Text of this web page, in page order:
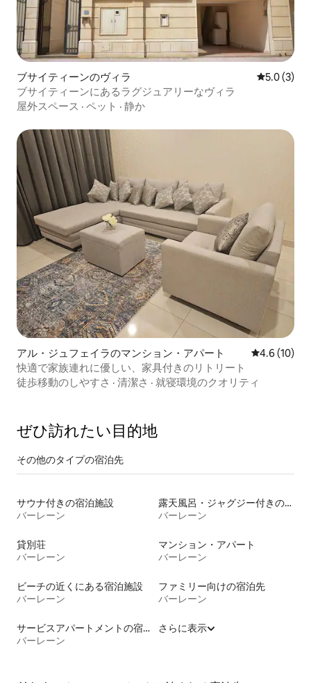
ブサイティーンのヴィラ レビュー3
5.0 (3)
ブサイティーンにあるラグジュアリーなヴィラ
屋外スペース · ペット · 静か
アル・ジュフェイラのマンション・アパート レビュー10
4.6 (10)
快適で家族連れに優しい、家具付きのリトリート
徒歩移動のしやすさ · 清潔さ · 就寝環境のクオリティ
ぜひ訪⁠れ⁠た⁠い目⁠的⁠地
その他のタ⁠イ⁠プ⁠の宿⁠泊⁠先
サウナ付きの宿泊施設
バーレーン
露天風呂・ジャグジー付きの宿泊施設
バーレーン
貸別荘
バーレーン
マンション・アパート
バーレーン
ビーチの近くにある宿泊施設
バーレーン
ファミリー向けの宿泊先
バーレーン
サービスアパートメントの宿泊施設
バーレーン
さらに表示